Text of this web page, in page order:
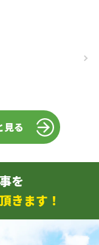
見る
を
きます！